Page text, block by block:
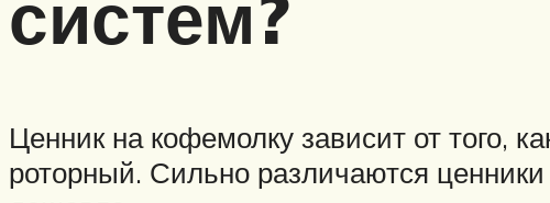
Ценник на кофемолку зависит от того,
роторный. Сильно различаются